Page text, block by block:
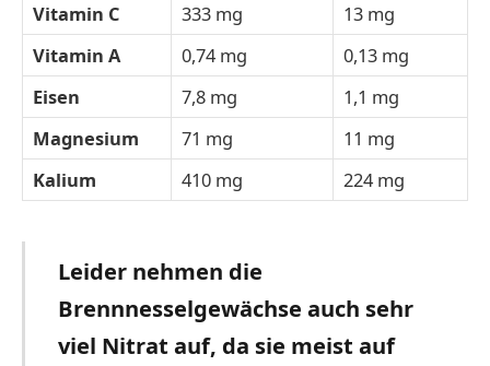
Vitamin C 333 mg
13 mg
Vitamin A
0,74 mg
0,13 mg
Eisen
7,8 mg
1,1 mg
Magnesium
71 mg
11 mg
Kalium
410 mg 224 mg
Leider nehmen die
Brennnesselgewächse auch sehr
viel Nitrat auf, da sie meist auf